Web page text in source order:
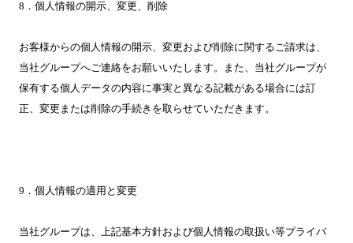
8．個人情報の開示、変更、削除
お客様からの個人情報の開示、変更および削除に関するご請求は、
当社グループへご連絡をお願いいたします。また、当社グループが
保有する個人データの内容に事実と異なる記載がある場合には訂
正、変更または削除の手続きを取らせていただきます。
9．個人情報の適用と変更
当社グループは、上記基本方針および個人情報の取扱い等プライバ